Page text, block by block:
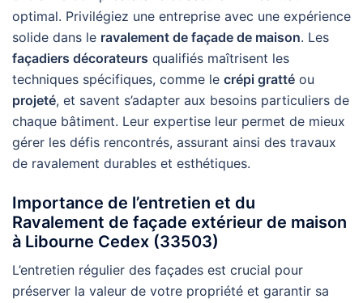
optimal. Privilégiez une entreprise avec une expérience
solide dans le ravalement de façade de maison. Les
façadiers décorateurs qualifiés maîtrisent les
techniques spécifiques, comme le crépi gratté ou
projeté, et savent s’adapter aux besoins particuliers de
chaque bâtiment. Leur expertise leur permet de mieux
gérer les défis rencontrés, assurant ainsi des travaux
de ravalement durables et esthétiques.
Importance de l’entretien et du
Ravalement de façade extérieur de maison
à Libourne Cedex (33503)
L’entretien régulier des façades est crucial pour
préserver la valeur de votre propriété et garantir sa